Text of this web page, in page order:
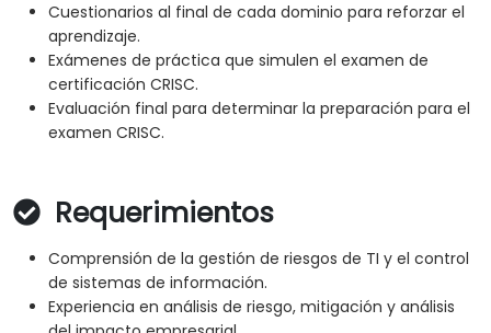
Cuestionarios al final de cada dominio para reforzar el
aprendizaje.
Exámenes de práctica que simulen el examen de
certificación CRISC.
Evaluación final para determinar la preparación para el
examen CRISC.
Requerimientos
Comprensión de la gestión de riesgos de TI y el control
de sistemas de información.
Experiencia en análisis de riesgo, mitigación y análisis